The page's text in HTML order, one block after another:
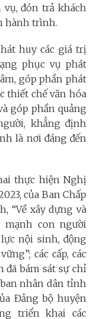
đón trả khách
hành trình.
huy các giá trị
phục vụ phát
góp phần phát
thiết chế văn hóa
góp phần quảng
khẳng định
là nơi đáng đến
thực hiện Nghị
của Ban Chấp
“Về xây dựng và
mạnh con người
nội sinh, động
các cấp, các
đã bám sát sự chỉ
nhân dân tỉnh
Đảng bộ huyện
triển khai các